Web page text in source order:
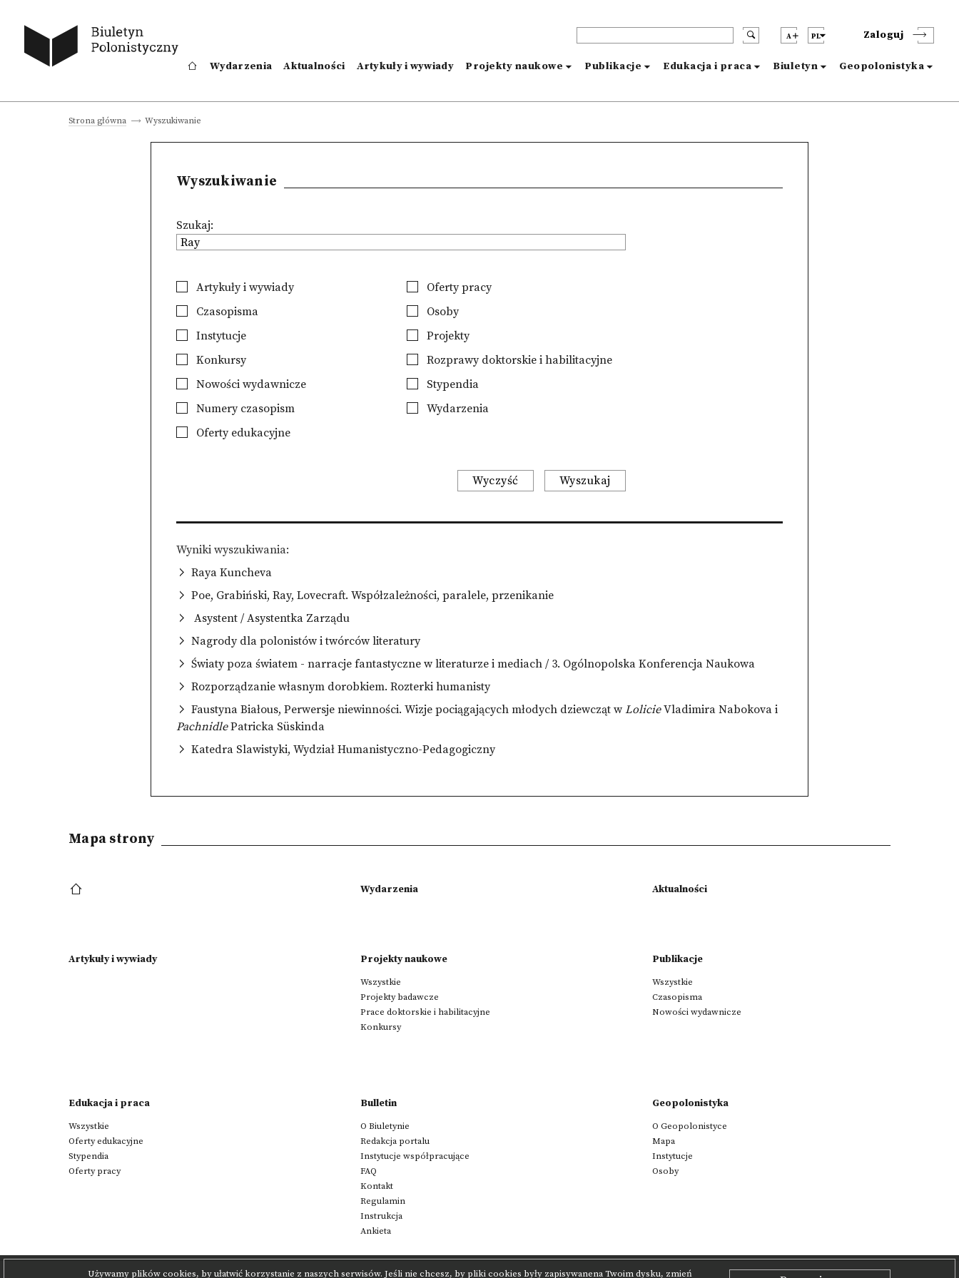
A PL Zaloguj
Wydarzenia Aktualności Artykuły i wywiady Projekty naukowe Publikacje Edukacja i praca Biuletyn Geopolonistyka
Strona główna Wyszukiwanie
Wyszukiwanie
Szukaj:
Artykuły i wywiady
Czasopisma
Instytucje
Konkursy
Nowości wydawnicze
Numery czasopism
Oferty edukacyjne
Oferty pracy
Osoby
Projekty
Rozprawy doktorskie i habilitacyjne
Stypendia
Wydarzenia
Wyczyść Wyszukaj
Wyniki wyszukiwania
Raya Kuncheva
Poe, Grabiński, Ray, Lovecraft. Współzależności, paralele, przenikanie
Asystent / Asystentka Zarządu
Nagrody dla polonistów i twórców literatury
Światy poza światem - narracje fantastyczne w literaturze i mediach / 3. Ogólnopolska Konferencja Naukowa
Rozporządzanie własnym dorobkiem. Rozterki humanisty
Faustyna Białous, Perwersje niewinności. Wizje pociągających młodych dziewcząt wLolicieVladimira Nabokova i
PachnidlePatricka Süskinda
Katedra Slawistyki, Wydział Humanistyczno-Pedagogiczny
Używamy plików cookies, by ułatwić korzystanie z naszych serwisów. Jeśli nie chcesz, by pliki cookies były zapisywanena Twoim dysku, zmień
Mapa strony
Wydarzenia Aktualności
Artykuły i wywiady Projekty naukowe
Wszystkie
Projekty badawcze
Prace doktorskie i habilitacyjne
Konkursy
Publikacje
Wszystkie
Czasopisma
Nowości wydawnicze
Edukacja i praca
Wszystkie
Oferty edukacyjne
Stypendia
Oferty pracy
Bulletin
O Biuletynie
Redakcja portalu
Instytucje współpracujące
FAQ
Kontakt
Regulamin
Instrukcja
Ankieta
Geopolonistyka
O Geopolonistyce
Mapa
Instytucje
Osoby